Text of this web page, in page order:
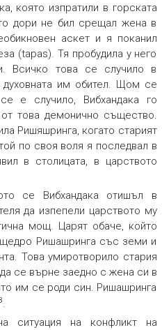
която изпратили в горската
дори не бил срещал жена в
аскет и я поканил
(tapas). Тя пробудила у него
Всичко това се случило в
им обител. Щом се
е случило, Вибхандака го
това демонично същество.
Ришяшринга, когато старият
по своя воля я последвал в
в столицата, в царството
се Вибхандака отишъл в
да изпепели царството му
мощ. Царят обаче, който
щедро Ришашринга със земи и
Това умиротворило стария
се върне заедно с жена си в
им се роди син. Ришашринга
.
ситуация на конфликт на